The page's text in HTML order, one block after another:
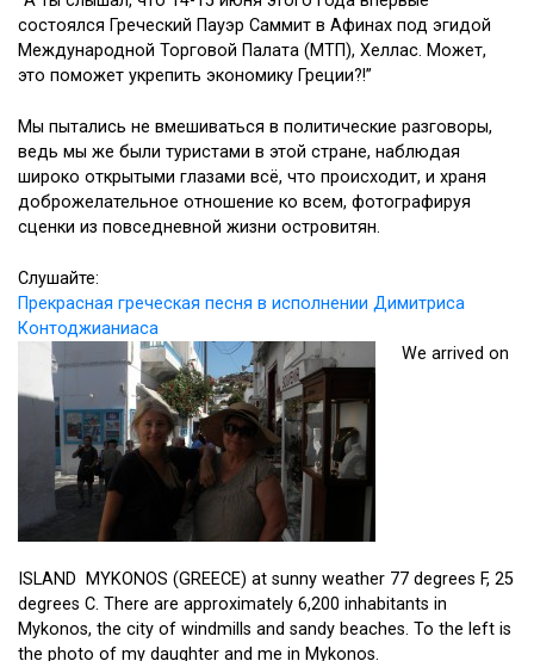
состоялся Греческий Пауэр Саммит в Афинах под эгидой
Международной Торговой Палата (МТП), Хеллас. Может,
это поможет укрепить экономику Греции?!”
ведь мы же были туристами в этой стране, наблюдая
широко открытыми глазами всё, что происходит, и храня
доброжелательное отношение ко всем, фотографируя
сценки из повседневной жизни островитян.
Прекрасная греческая песня в исполнении Димитриса
Контоджианиаса
ISLAND MYKONOS (GREECE) at sunny weather 77 degrees F, 25
degrees C. There are approximately 6,200 inhabitants in
Mykonos, the city of windmills and sandy beaches. To the left is
the photo of my daughter and me in Mykonos.